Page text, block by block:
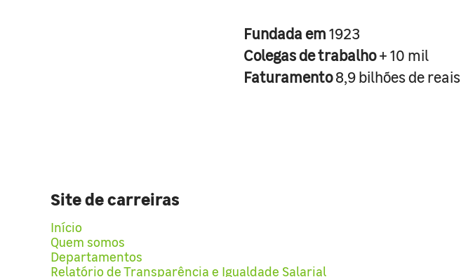
Fundada em1923
Colegas de trabalho+ 10 mil
Faturamento8,9 bilhões de reais
Site de carreiras
Início
Quem somos
Departamentos
Relatório de Transparência e Igualdade Salarial